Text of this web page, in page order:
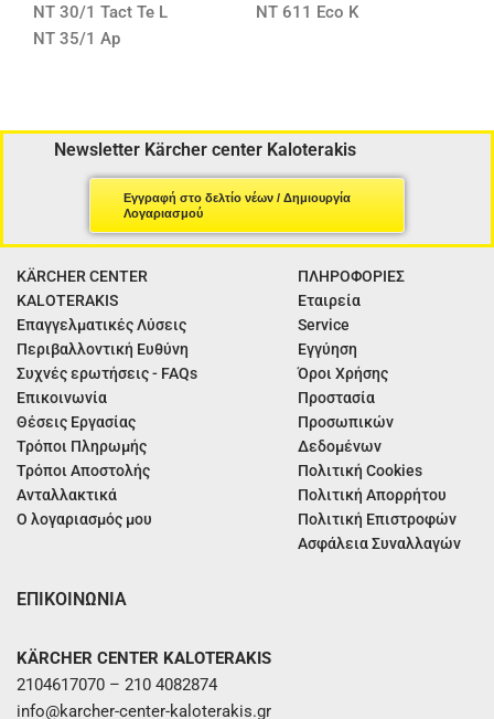
NT 30/1 Tact Te L
NT 35/1 Ap
NT 611 Eco K
Newsletter Kärcher center Kaloterakis
Εγγραφή στο δελτίο νέων / Δημιουργία
Λογαριασμού
KÄRCHER CENTER
KALOTERAKIS
Επαγγελματικές Λύσεις
Περιβαλλοντική Ευθύνη
Συχνές ερωτήσεις - FAQs
Επικοινωνία
Θέσεις Εργασίας
Τρόποι Πληρωμής
Τρόποι Αποστολής
Ανταλλακτικά
Ο λογαριασμός μου
ΠΛΗΡΟΦΟΡΙΕΣ
Εταιρεία
Service
Εγγύηση
Όροι Χρήσης
Προστασία
Προσωπικών
Δεδομένων
Πολιτική Cookies
Πολιτική Απορρήτου
Πολιτική Επιστροφών
Ασφάλεια Συναλλαγών
ΕΠΙΚΟΙΝΩΝΙΑ
KÄRCHER CENTER KALOTERAKIS
2104617070 – 210 4082874
info@karcher-center-kaloterakis.gr